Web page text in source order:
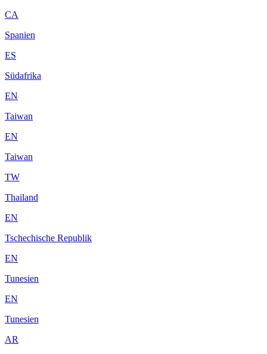
CA
Spanien
ES
Südafrika
EN
Taiwan
EN
Taiwan
TW
Thailand
EN
Tschechische Republik
EN
Tunesien
EN
Tunesien
AR